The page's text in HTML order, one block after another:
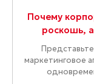
Почему
роскошь,
маркетинговое